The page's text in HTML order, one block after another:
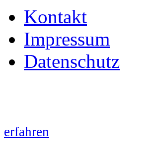
Kontakt
Impressum
Datenschutz
erfahren